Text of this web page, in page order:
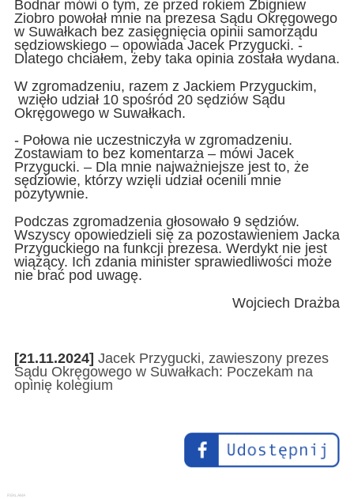
Bodnar mówi o tym, że przed rokiem Zbigniew
Ziobro powołał mnie na prezesa Sądu Okręgowego
w Suwałkach bez zasięgnięcia opinii samorządu
sędziowskiego – opowiada Jacek Przygucki. -
Dlatego chciałem, żeby taka opinia została wydana.
W zgromadzeniu, razem z Jackiem Przyguckim,
wzięło udział 10 spośród 20 sędziów Sądu
Okręgowego w Suwałkach.
- Połowa nie uczestniczyła w zgromadzeniu.
Zostawiam to bez komentarza – mówi Jacek
Przygucki. – Dla mnie najważniejsze jest to, że
sędziowie, którzy wzięli udział ocenili mnie
pozytywnie.
Podczas zgromadzenia głosowało 9 sędziów.
Wszyscy opowiedzieli się za pozostawieniem Jacka
Przyguckiego na funkcji prezesa. Werdykt nie jest
wiążący. Ich zdania minister sprawiedliwości może
nie brać pod uwagę.
Wojciech Drażba
[21.11.2024] Jacek Przygucki, zawieszony prezes
Sądu Okręgowego w Suwałkach: Poczekam na
opinię kolegium